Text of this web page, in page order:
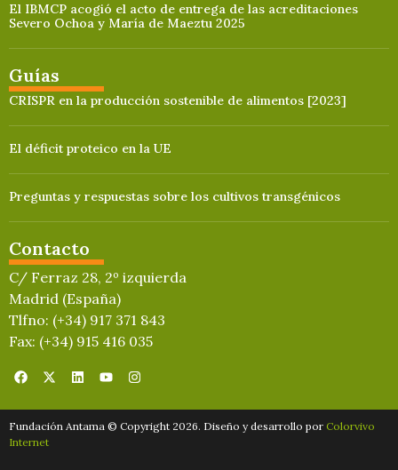
El IBMCP acogió el acto de entrega de las acreditaciones
Severo Ochoa y María de Maeztu 2025
Guías
CRISPR en la producción sostenible de alimentos [2023]
El déficit proteico en la UE
Preguntas y respuestas sobre los cultivos transgénicos
Contacto
C/ Ferraz 28, 2º izquierda
Madrid (España)
Tlfno: (+34) 917 371 843
Fax: (+34) 915 416 035
Fundación Antama © Copyright 2026. Diseño y desarrollo por Colorvivo
Internet